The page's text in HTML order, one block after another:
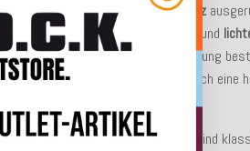
Polyacryl (dralon®), mit
Fleckschutz
Stoff zusätzlich wasserabweisend und
Ökotex Standard 100. Die Kissenfüllung
Polyätherflockenfüllung, die sich durch eine
Diese SitzkissenYucatan Outdoor
sind